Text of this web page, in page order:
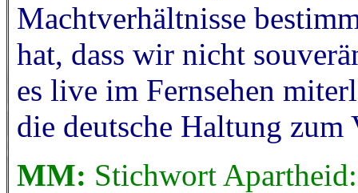
Machtverhältnisse
hat, dass wir nicht
es live im Fernsehen
die deutsche Haltung
MM: Stichwort